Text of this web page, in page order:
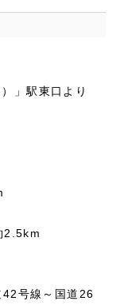
」駅東口より
2.5km
号線～国道26